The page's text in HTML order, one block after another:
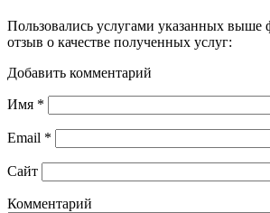
Пользовались услугами указанных выше
отзыв о качестве полученных услуг:
Добавить комментарий
Имя *
Email *
Сайт
Комментарий